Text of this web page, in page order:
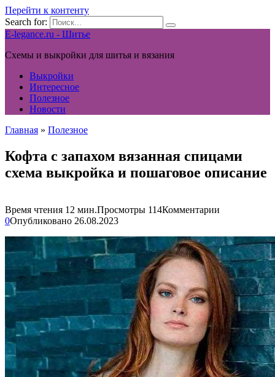
Перейти к контенту
Search for:
E-legance.ru - Шитье
Схемы и выкройки для шитья и вязания
Выкройки
Интересное
Полезное
Новости
Главная » Полезное
Кофта с запахом вязанная спицами
схема выкройка и пошаговое описание
Время чтения 12 мин.Просмотры 114Комментарии
0Опубликовано 26.08.2023